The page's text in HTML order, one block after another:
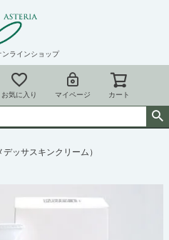
ンラインショップ
お気に入り マイページ カート
ッサスキンクリーム）